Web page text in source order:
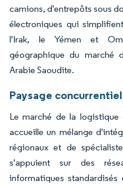
camions, d'entrepôts sous
électroniques qui
l'Irak, le Yémen et
géographique du marché
Arabie Saoudite.
Paysage concurrentiel
Le marché de la logistique
accueille un mélange
régionaux et de
s'appuient sur des
informatiques